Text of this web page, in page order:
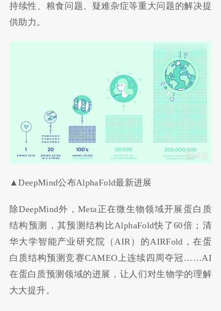
持续性、粮食问题、疑难杂症等重大问题的解决提
供助力。
▲DeepMind公布AlphaFold最新进展
除DeepMind外，Meta正在微生物领域开展蛋白质
结构预测，其预测结构比AlphaFold快了60倍；清
华大学智能产业研究院（AIR）的AIRFold，在蛋
白质结构预测竞赛CAMEO上连续四周夺冠……AI
在蛋白质预测领域的进展，让人们对生物学的理解
大大提升。